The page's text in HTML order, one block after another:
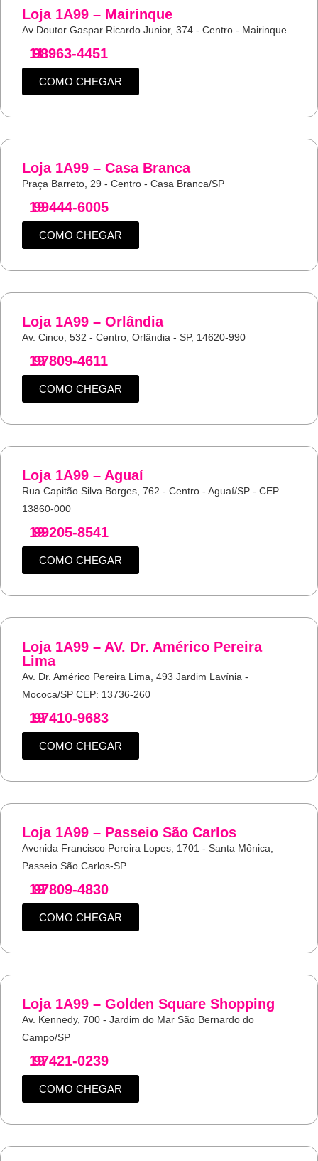
Loja 1A99 – Mairinque
Av Doutor Gaspar Ricardo Junior, 374 - Centro - Mairinque
11
98963-4451
COMO CHEGAR
Loja 1A99 – Casa Branca
Praça Barreto, 29 - Centro - Casa Branca/SP
19
99444-6005
COMO CHEGAR
Loja 1A99 – Orlândia
Av. Cinco, 532 - Centro, Orlândia - SP, 14620-990
19
97809-4611
COMO CHEGAR
Loja 1A99 – Aguaí
Rua Capitão Silva Borges, 762 - Centro - Aguaí/SP - CEP
13860-000
19
99205-8541
COMO CHEGAR
Loja 1A99 – AV. Dr. Américo Pereira
Lima
Av. Dr. Américo Pereira Lima, 493 Jardim Lavínia -
Mococa/SP CEP: 13736-260
19
97410-9683
COMO CHEGAR
Loja 1A99 – Passeio São Carlos
Avenida Francisco Pereira Lopes, 1701 - Santa Mônica,
Passeio São Carlos-SP
19
97809-4830
COMO CHEGAR
Loja 1A99 – Golden Square Shopping
Av. Kennedy, 700 - Jardim do Mar São Bernardo do
Campo/SP
19
97421-0239
COMO CHEGAR